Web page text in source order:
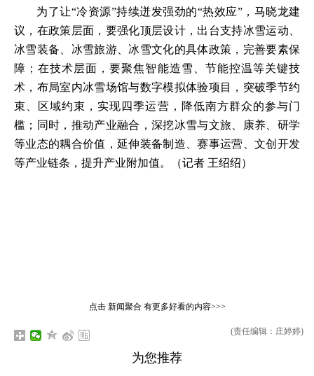
为了让“冷资源”持续迸发强劲的“热效应”，马晓龙建
议，在政策层面，要强化顶层设计，出台支持冰雪运动、
冰雪装备、冰雪旅游、冰雪文化的具体政策，完善要素保
障；在技术层面，要聚焦智能造雪、节能控温等关键技
术，布局室内冰雪场馆与数字模拟体验项目，突破季节约
束、区域约束，实现四季运营，降低南方群众的参与门
槛；同时，推动产业融合，深挖冰雪与文旅、康养、研学
等业态的耦合价值，延伸装备制造、赛事运营、文创开发
等产业链条，提升产业附加值。（记者 王绍绍）
点击 新闻聚合有更多好看的内容>>>
(责任编辑：庄婷婷)
为您推荐